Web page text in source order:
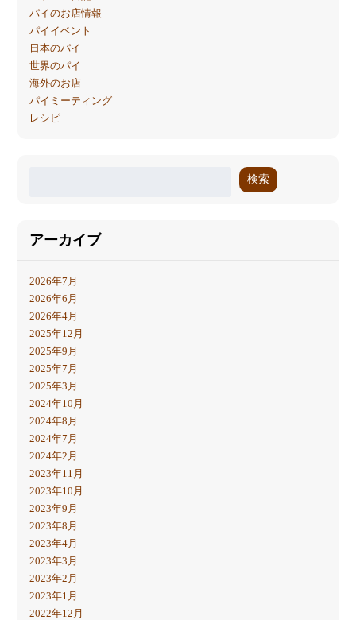
パイのお店情報
パイイベント
日本のパイ
世界のパイ
海外のお店
パイミーティング
レシピ
検索
アーカイブ
2026年7月
2026年6月
2026年4月
2025年12月
2025年9月
2025年7月
2025年3月
2024年10月
2024年8月
2024年7月
2024年2月
2023年11月
2023年10月
2023年9月
2023年8月
2023年4月
2023年3月
2023年2月
2023年1月
2022年12月